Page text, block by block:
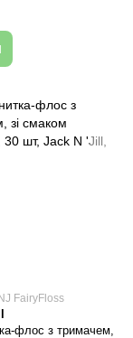
FairyFloss
флос з тримачем,